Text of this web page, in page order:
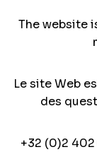
The website
Le site Web
des
+32 (0)2 402